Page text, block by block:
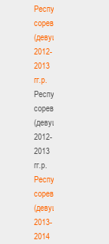
Республиканские
соревнования
(девушки)
2012-
2013
гг.р.
Республиканские
соревнования
(девушки)
2012-
2013
гг.р.
Республиканские
соревнования
(девушки)
2013-
2014